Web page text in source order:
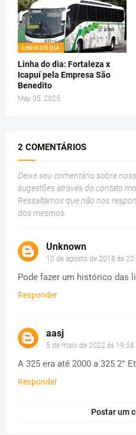
LINHA DO DIA
Linha do dia: Fortaleza x
Icapuí pela Empresa São
Benedito
May 05, 2025
2 COMENTÁRIOS
Deixe seu comentário sobre
sugestões através do contato
Ressaltamos que não nos
dos mesmos.
Unknown
10 de agosto de 2018 às
Pode fazer um histórico das
Responder
aasj
5 de maio de 2022 às 19:58
A 325 era até 2000 a 325 2°
Responder
Postar um